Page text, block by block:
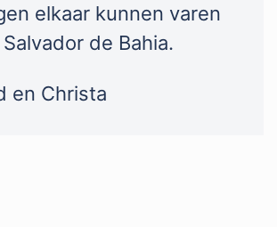
elkaar kunnen varen
de Bahia.
en Christa